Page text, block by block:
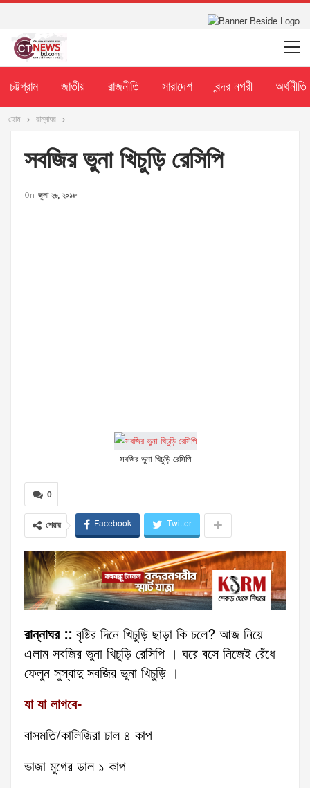
চট্টগ্রাম জাতীয় রাজনীতি সারাদেশ বন্দর নগরী অর্থনীতি
হোম রান্নাঘর
সবজির ভুনা খিচুড়ি রেসিপি
On জুলা ২৬, ২০১৮
সবজির ভুনা খিচুড়ি রেসিপি
0
শেয়ার Facebook Twitter
রান্নাঘর :: বৃষ্টির দিনে খিচুড়ি ছাড়া কি চলে? আজ নিয়ে
এলাম সবজির ভুনা খিচুড়ি রেসিপি । ঘরে বসে নিজেই রেঁধে
ফেলুন সুস্বাদু সবজির ভুনা খিচুড়ি ।
যা যা লাগবে-
বাসমতি/কালিজিরা চাল ৪ কাপ
ভাজা মুগের ডাল ১ কাপ